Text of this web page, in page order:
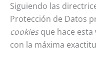
Siguiendo las
Protección de Datos
cookiesque hace esta
con la máxima